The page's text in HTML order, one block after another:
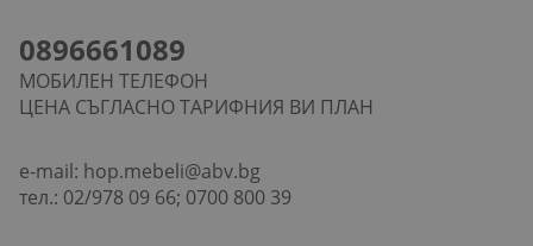
0896661089
МОБИЛЕН ТЕЛЕФОН
ЦЕНА СЪГЛАСНО ТАРИФНИЯ ВИ ПЛАН
e-mail: hop.mebeli@abv.bg
тел.: 02/978 09 66; 0700 800 39